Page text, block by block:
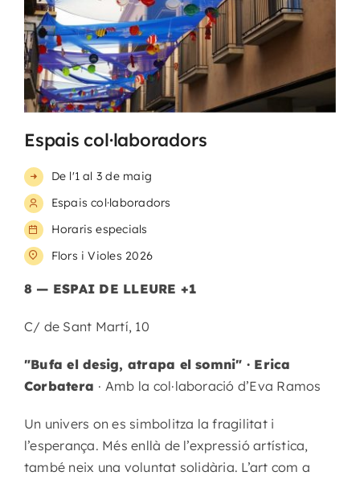
Espais col·laboradors
De l'1 al 3 de maig
Espais col·laboradors
Horaris especials
Flors i Violes 2026
8 — ESPAI DE LLEURE +1
C/ de Sant Martí, 10
"Bufa el desig, atrapa el somni" · Erica
Corbatera · Amb la col·laboració d’Eva Ramos
Un univers on es simbolitza la fragilitat i
l’esperança. Més enllà de l’expressió artística,
també neix una voluntat solidària. L’art com a